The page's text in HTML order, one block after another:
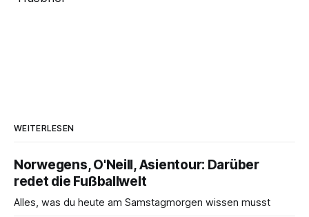
WEITERLESEN
Norwegens, O'Neill, Asientour: Darüber
redet die Fußballwelt
Alles, was du heute am Samstagmorgen wissen musst